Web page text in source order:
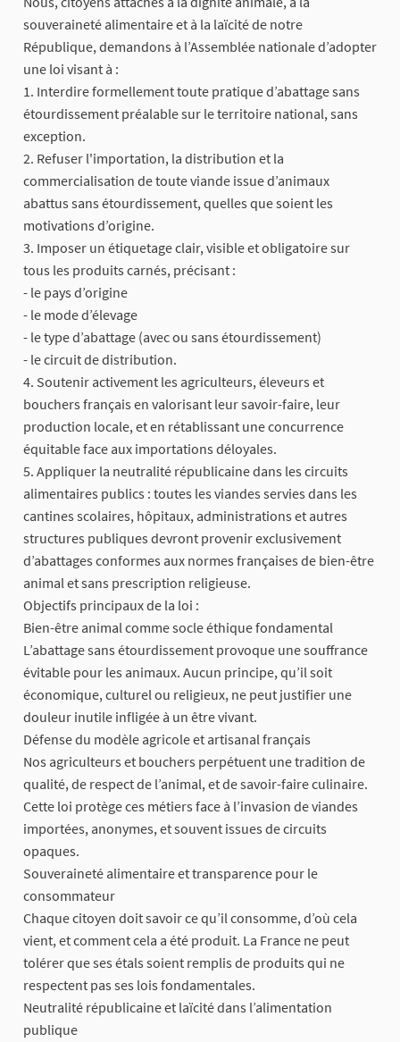
souveraineté alimentaire et à la laïcité de notre
République, demandons à l’Assemblée nationale d’adopter
une loi visant à :
1. Interdire formellement toute pratique d’abattage sans
étourdissement préalable sur le territoire national, sans
exception.
2. Refuser l'importation, la distribution et la
commercialisation de toute viande issue d’animaux
abattus sans étourdissement, quelles que soient les
motivations d’origine.
3. Imposer un étiquetage clair, visible et obligatoire sur
tous les produits carnés, précisant :
- le pays d’origine
- le mode d’élevage
- le type d’abattage (avec ou sans étourdissement)
- le circuit de distribution.
4. Soutenir activement les agriculteurs, éleveurs et
bouchers français en valorisant leur savoir-faire, leur
production locale, et en rétablissant une concurrence
équitable face aux importations déloyales.
5. Appliquer la neutralité républicaine dans les circuits
alimentaires publics : toutes les viandes servies dans les
cantines scolaires, hôpitaux, administrations et autres
structures publiques devront provenir exclusivement
d’abattages conformes aux normes françaises de bien-être
animal et sans prescription religieuse.
Objectifs principaux de la loi :
Bien-être animal comme socle éthique fondamental
L’abattage sans étourdissement provoque une souffrance
évitable pour les animaux. Aucun principe, qu’il soit
économique, culturel ou religieux, ne peut justifier une
douleur inutile infligée à un être vivant.
Défense du modèle agricole et artisanal français
Nos agriculteurs et bouchers perpétuent une tradition de
qualité, de respect de l’animal, et de savoir-faire culinaire.
Cette loi protège ces métiers face à l’invasion de viandes
importées, anonymes, et souvent issues de circuits
opaques.
Souveraineté alimentaire et transparence pour le
consommateur
Chaque citoyen doit savoir ce qu’il consomme, d’où cela
vient, et comment cela a été produit. La France ne peut
tolérer que ses étals soient remplis de produits qui ne
respectent pas ses lois fondamentales.
Neutralité républicaine et laïcité dans l’alimentation
publique